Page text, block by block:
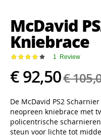
begin
van
de
afbeeldingen-
gallerij
McDavid
Kniebrace
Waardering: 1 Review
€ 92,50€
De McDavid PS2
neopreen kniebrace met
policentrische
steun voor lichte tot